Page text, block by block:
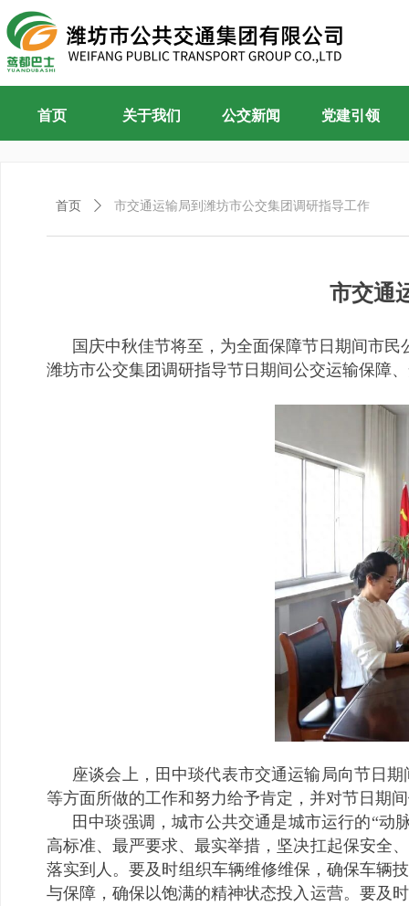
首页 关于我们 公交新闻 党建引领
市交通
国庆中秋佳节将至，为全面保障节日期间市
潍坊市公交集团调研指导节日期间公交运输保障
座谈会上，田中琰代表市交通运输局向节日
等方面所做的工作和努力给予肯定，并对节日期
田中琰强调，城市公共交通是城市运行的“动
高标准、最严要求、最实举措，坚决扛起保安全
落实到人。要及时组织车辆维修维保，确保车辆
与保障，确保以饱满的精神状态投入运营。要及
首页 ꄲ 市交通运输局到潍坊市公交集团调研指导工作